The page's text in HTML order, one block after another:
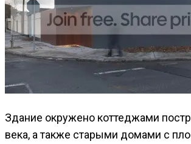
Здание окружено коттеджами
века, а также старыми домами с